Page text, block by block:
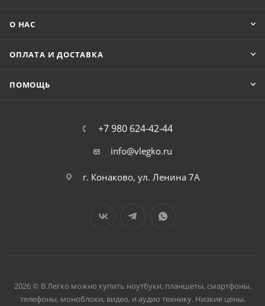
О НАС
ОПЛАТА И ДОСТАВКА
ПОМОЩЬ
+7 980 624-42-44
info@vlegko.ru
г. Конаково, ул. Ленина 7А
2026 © В Легко можно купить ноутбуки, планшеты, смартфоны,
телефоны, моноблоки, видео, и аудио технику. Низкие цены.